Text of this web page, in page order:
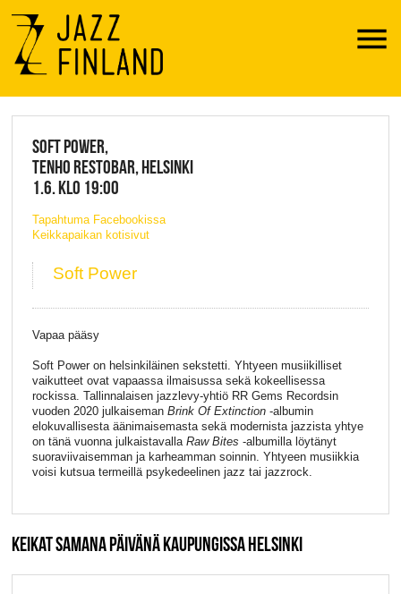
Menu
JAZZ FINLAND LIVE
SOFT POWER,
TENHO RESTOBAR, HELSINKI
1.6. KLO 19:00
Tapahtuma Facebookissa
Keikkapaikan kotisivut
Soft Power
Vapaa pääsy
Soft Power on helsinkiläinen sekstetti. Yhtyeen musiikilliset
vaikutteet ovat vapaassa ilmaisussa sekä kokeellisessa
rockissa. Tallinnalaisen jazzlevy-yhtiö RR Gems Recordsin
vuoden 2020 julkaiseman Brink Of Extinction-albumin
elokuvallisesta äänimaisemasta sekä modernista jazzista yhtye
on tänä vuonna julkaistavalla Raw Bites -albumilla löytänyt
suoraviivaisemman ja karheamman soinnin. Yhtyeen musiikkia
voisi kutsua termeillä psykedeelinen jazz tai jazzrock.
KEIKAT SAMANA PÄIVÄNÄ KAUPUNGISSA HELSINKI